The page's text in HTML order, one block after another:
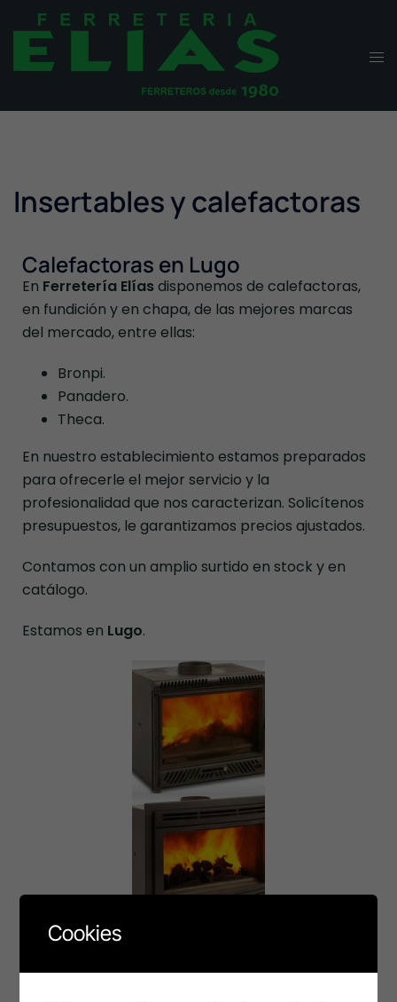
Insertables y calefactoras
Calefactoras en Lugo
En Ferretería Elías disponemos de calefactoras,
en fundición y en chapa, de las mejores marcas
del mercado, entre ellas:
Bronpi.
Panadero.
Theca.
En nuestro establecimiento estamos preparados
para ofrecerle el mejor servicio y la
profesionalidad que nos caracterizan. Solicítenos
presupuestos, le garantizamos precios ajustados.
Contamos con un amplio surtido en stock y en
catálogo.
Estamos en Lugo.
Cookies